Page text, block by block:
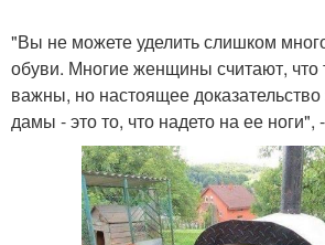
"Вы не можете уделить слишком
обуви. Многие женщины считают, что
важны, но настоящее доказательство
дамы - это то, что надето на ее ноги",